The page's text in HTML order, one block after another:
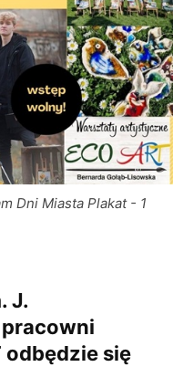
Dni Miasta Plakat - 1
J.
odbędzie się